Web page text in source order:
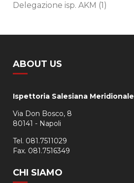
Delegazione isp. AKM (1)
ABOUT US
Ispettoria Salesiana Meridionale
Via Don Bosco, 8
80141 - Napoli
Tel. 081.7511029
Fax. 081.7516349
CHI SIAMO